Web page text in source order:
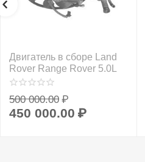
Двигатель в сборе Land
Rover Range Rover 5.0L
500 000.00 ₽
450 000.00 ₽